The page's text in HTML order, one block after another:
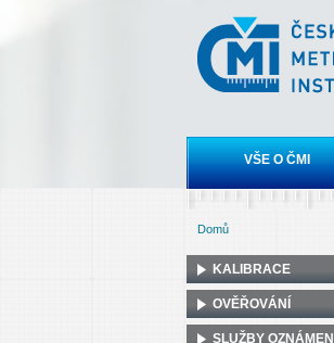
Český
metrologický
institut
Hlavní menu
VŠE O ČMI
Domů
KALIBRACE
OVĚŘOVÁNÍ
SLUŽBY